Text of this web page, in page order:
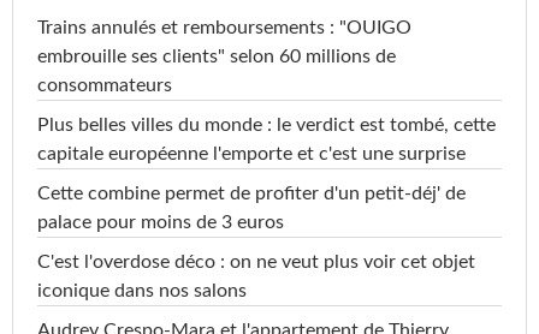
Trains annulés et remboursements : "OUIGO
embrouille ses clients" selon 60 millions de
consommateurs
Plus belles villes du monde : le verdict est tombé, cette
capitale européenne l'emporte et c'est une surprise
Cette combine permet de profiter d'un petit-déj' de
palace pour moins de 3 euros
C'est l'overdose déco : on ne veut plus voir cet objet
iconique dans nos salons